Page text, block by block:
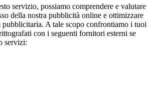
servizio, possiamo comprendere e valutare
della nostra pubblicità online e ottimizzare
pubblicitaria. A tale scopo confrontiamo i tuoi
con i seguenti fornitori esterni se
servizi: